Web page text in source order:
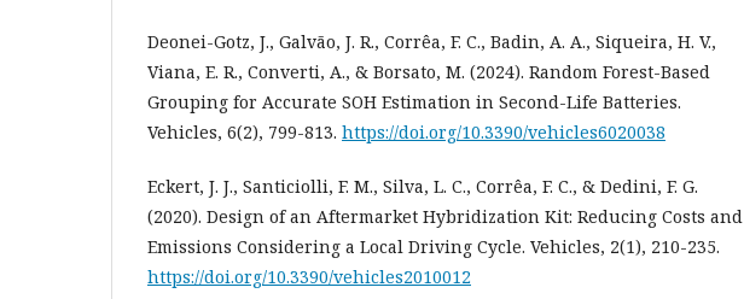
Deonei-Gotz, J., Galvão, J. R., Corrêa, F. C., Badin, A. A., Siqueira, H. V.,
Viana, E. R., Converti, A., & Borsato, M. (2024). Random Forest-Based
Grouping for Accurate SOH Estimation in Second-Life Batteries.
Vehicles, 6(2), 799-813. https://doi.org/10.3390/vehicles6020038
Eckert, J. J., Santiciolli, F. M., Silva, L. C., Corrêa, F. C., & Dedini, F. G.
(2020). Design of an Aftermarket Hybridization Kit: Reducing Costs and
Emissions Considering a Local Driving Cycle. Vehicles, 2(1), 210-235.
https://doi.org/10.3390/vehicles2010012